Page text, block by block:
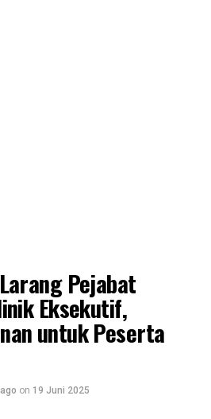
Pejabat
Eksekutif,
untuk Peserta
on 19 Juni 2025